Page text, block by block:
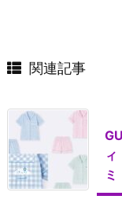
関連記事